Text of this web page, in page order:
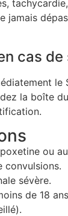
jamais
cas
le
la boîte
ou
convulsions.
sévère.
de 18